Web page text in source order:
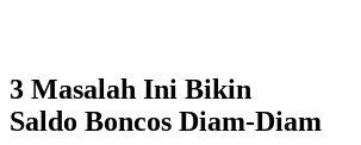
3 Masalah Ini Bikin
Saldo Boncos Diam-Diam